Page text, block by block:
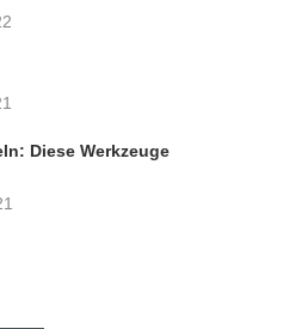
Diese Werkzeuge